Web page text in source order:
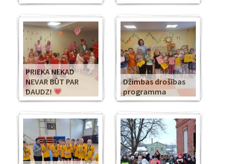
PRIEKA NEKAD
NEVAR BŪT PAR
DAUDZ!
Džimbas drošības
programma